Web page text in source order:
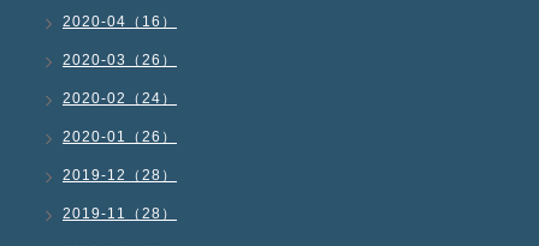
2020-04（16）
2020-03（26）
2020-02（24）
2020-01（26）
2019-12（28）
2019-11（28）